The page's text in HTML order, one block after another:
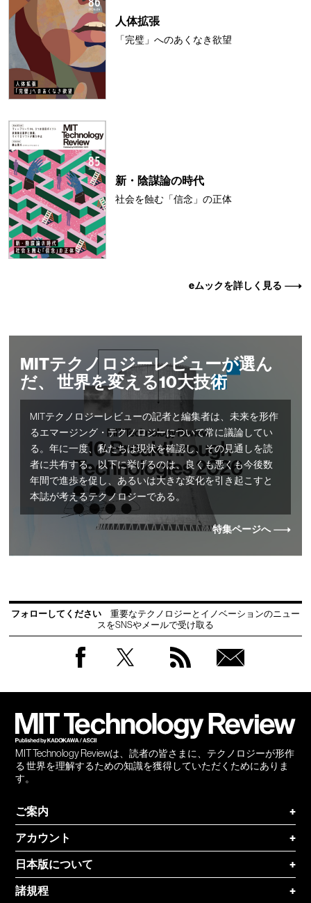
人体拡張
「完璧」へのあくなき欲望
新・陰謀論の時代
社会を蝕む「信念」の正体
eムックを詳しく見る
MITテクノロジーレビューが選ん
だ、 世界を変える10大技術
MITテクノロジーレビューの記者と編集者は、未来を形作
るエマージング・テクノロジーについて常に議論してい
る。年に一度、私たちは現状を確認し、その見通しを読
者に共有する。以下に挙げるのは、良くも悪くも今後数
年間で進歩を促し、あるいは大きな変化を引き起こすと
本誌が考えるテクノロジーである。
特集ページへ
フォローしてください
重要なテクノロジーとイノベーションのニュー
スをSNSやメールで受け取る
MIT Technology Reviewは、読者の皆さまに、テクノロジーが形作
る 世界を理解するための知識を獲得していただくためにありま
す。
ご案内
+
アカウント
+
日本版について
+
諸規程
+